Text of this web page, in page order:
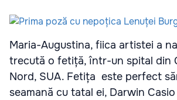
Maria-Augustina, fiica artistei a
trecută o fetiță, într-un spital din
Nord, SUA. Fetița este perfect
seamană cu tatal ei, Darwin